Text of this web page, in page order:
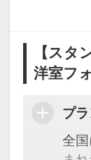
【ス
洋室フ
プ
全